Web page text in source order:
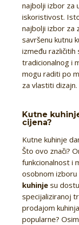
najbolji izbor za
iskoristivost.
najbolji izbor za
savršenu kutnu
između različitih
tradicionalnog i
mogu raditi po
za vlastiti dizajn.
Kutne
cijena?
Kutne kuhinje
Što ovo znači?
funkcionalnost i
osobnom izboru
kuhinjesu
specijaliziranoj
prodajom
popularne?